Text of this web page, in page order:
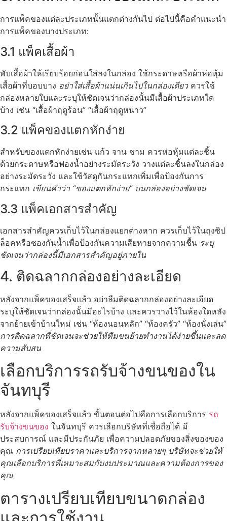
การแพ็คของแต่ละประเภทนั้นแตกต่างกันไป ต่อไปนี้คือคำแนะนำ
การแพ็คของบางประเภท:
3.1 แพ็คเสื้อผ้า
พับเสื้อผ้าให้เรียบร้อยก่อนใส่ลงในกล่อง ใช้กระดาษหรือผ้าห่อหุ้ม
เสื้อผ้าที่บอบบาง อย่าใส่เสื้อผ้าแน่นเกินไปในกล่องเดียวควรใช้
กล่องหลายใบและระบุให้ชัดเจนว่ากล่องนั้นมีเสื้อผ้าประเภทใด
บ้าง เช่น “เสื้อผ้าฤดูร้อน” “เสื้อผ้าฤดูหนาว”
3.2 แพ็คของแตกหักง่าย
สำหรับของแตกหักง่ายเช่น แก้ว จาน ชาม ควรห่อหุ้มแต่ละชิ้น
ด้วยกระดาษหรือฟองน้ำอย่างระมัดระวัง วางแต่ละชิ้นลงในกล่อง
อย่างระมัดระวัง และใช้วัสดุกันกระแทกเพิ่มเพื่อป้องกันการ
กระแทก เขียนคำว่า “ของแตกหักง่าย” บนกล่องอย่างชัดเจน
3.3 แพ็คเอกสารสำคัญ
เอกสารสำคัญควรเก็บไว้ในกล่องแยกต่างหาก ควรเก็บไว้ในถุงซิป
ล็อคหรือซองกันน้ำเพื่อป้องกันความเสียหายจากความชื้น ระบุ
ชัดเจนว่ากล่องนี้มีเอกสารสำคัญอยู่ภายใน
4. ติดฉลากกล่องอย่างละเอียด
หลังจากแพ็คของเสร็จแล้ว อย่าลืมติดฉลากกล่องอย่างละเอียด
ระบุให้ชัดเจนว่ากล่องนั้นมีอะไรบ้าง และควรวางไว้ในห้องใดหลัง
จากย้ายเข้าบ้านใหม่ เช่น “ห้องนอนหลัก” “ห้องครัว” “ห้องนั่งเล่น”
การติดฉลากที่ชัดเจนจะช่วยให้ทีมขนย้ายทำงานได้ง่ายขึ้นและลด
ความสับสน
เลือกบริการรถรับจ้างขนของใน
จันทบุรี
หลังจากแพ็คของเสร็จแล้ว ขั้นตอนต่อไปคือการเลือกบริการ รถ
รับจ้างขนของ ในจันทบุรี ควรเลือกบริษัทที่เชื่อถือได้ มี
ประสบการณ์ และมีประกันภัย เพื่อความปลอดภัยของสิ่งของของ
คุณ การเปรียบเทียบราคาและบริการจากหลายๆ บริษัทจะช่วยให้
คุณเลือกบริการที่เหมาะสมกับงบประมาณและความต้องการของ
คุณ
ตารางเปรียบเทียบขนาดกล่อง